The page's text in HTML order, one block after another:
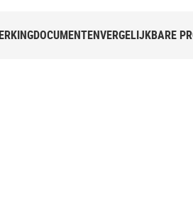
DOCUMENTENVERGELIJKBARE